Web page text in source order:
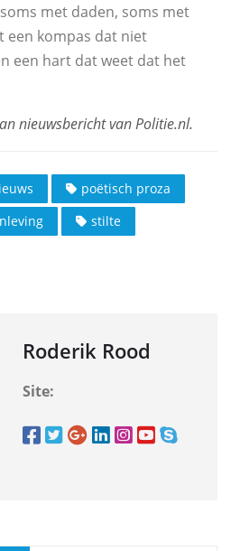
met daden, soms met
een kompas dat niet
een hart dat weet dat het
poëtisch proza
stilte
Roderik Rood
Site: